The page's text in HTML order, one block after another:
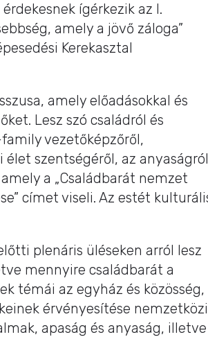
ígérkezik az I.
amely a jövő záloga”
Kerekasztal
amely előadásokkal és
Lesz szó családról és
vezetőképzőről,
szentségéről, az
a „Családbarát nemzet
címet viseli. Az estét
plenáris üléseken arról lesz
mennyire családbarát a
témái az egyház és közösség,
érvényesítése nemzetközi
apaság és anyaság, illetve